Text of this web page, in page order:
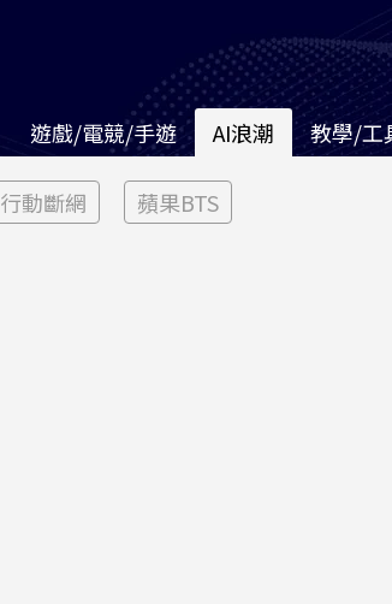
遊戲/電競/手遊 AI浪潮 教學/工
行動斷網 蘋果BTS